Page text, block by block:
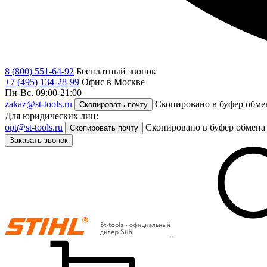
8 (800) 551-64-92 Бесплатный звонок
+7 (495) 134-28-99 Офис в Москве
Пн-Вс. 09:00-21:00
zakaz@st-tools.ru
Скопировать почту
Скопировано в буфер
Для юридических лиц:
opt@st-tools.ru
Скопировать почту Скопировано в буфер обмена
Заказать звонок